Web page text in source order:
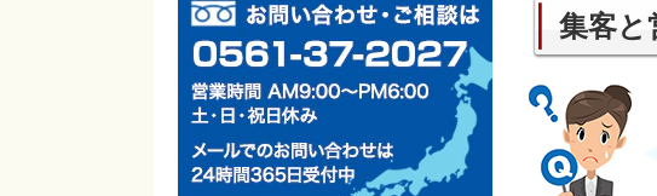
集客と